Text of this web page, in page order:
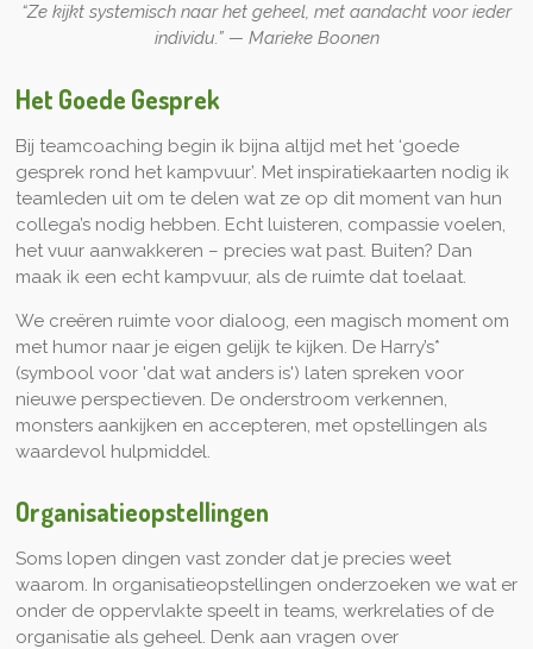
“Ze kijkt systemisch naar het geheel, met aandacht voor ieder
individu.” — Marieke Boonen
Het Goede Gesprek
Bij teamcoaching begin ik bijna altijd met het ‘goede
gesprek rond het kampvuur’. Met inspiratiekaarten nodig ik
teamleden uit om te delen wat ze op dit moment van hun
collega’s nodig hebben. Echt luisteren, compassie voelen,
het vuur aanwakkeren – precies wat past. Buiten? Dan
maak ik een echt kampvuur, als de ruimte dat toelaat.
We creëren ruimte voor dialoog, een magisch moment om
met humor naar je eigen gelijk te kijken. De Harry’s*
(symbool voor 'dat wat anders is') laten spreken voor
nieuwe perspectieven. De onderstroom verkennen,
monsters aankijken en accepteren, met opstellingen als
waardevol hulpmiddel.
Organisatieopstellingen
Soms lopen dingen vast zonder dat je precies weet
waarom. In organisatieopstellingen onderzoeken we wat er
onder de oppervlakte speelt in teams, werkrelaties of de
organisatie als geheel. Denk aan vragen over